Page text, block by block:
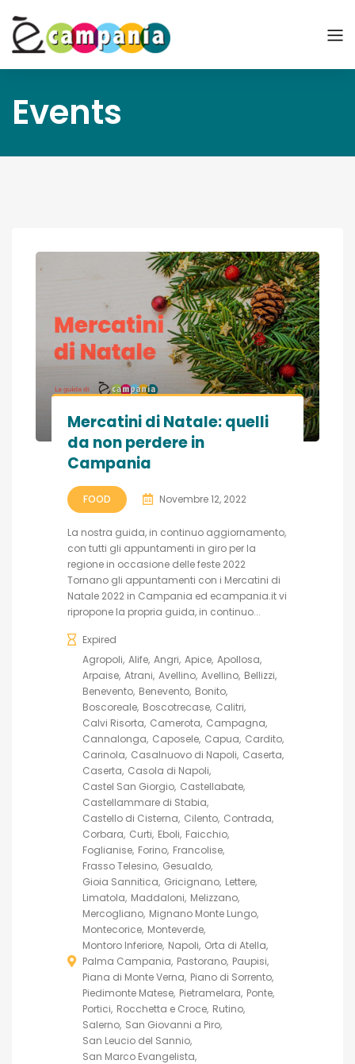
Events
Mercatini di Natale: quelli
da non perdere in
Campania
FOOD Novembre 12, 2022
La nostra guida, in continuo aggiornamento,
con tutti gli appuntamenti in giro per la
regione in occasione delle feste 2022
Tornano gli appuntamenti con i Mercatini di
Natale 2022 in Campania ed ecampania.it vi
ripropone la propria guida, in continuo...
Expired
Agropoli Alife Angri Apice Apollosa
Arpaise Atrani Avellino Avellino Bellizzi
Benevento Benevento Bonito
Boscoreale Boscotrecase Calitri
Calvi Risorta Camerota Campagna
Cannalonga Caposele Capua Cardito
Carinola Casalnuovo di Napoli Caserta
Caserta Casola di Napoli
Castel San Giorgio Castellabate
Castellammare di Stabia
Castello di Cisterna Cilento Contrada
Corbara Curti Eboli Faicchio
Foglianise Forino Francolise
Frasso Telesino Gesualdo
Gioia Sannitica Gricignano Lettere
Limatola Maddaloni Melizzano
Mercogliano Mignano Monte Lungo
Montecorice Monteverde
Montoro Inferiore Napoli Orta di Atella
Palma Campania Pastorano Paupisi
Piana di Monte Verna Piano di Sorrento
Piedimonte Matese Pietramelara Ponte
Portici Rocchetta e Croce Rutino
Salerno San Giovanni a Piro
San Leucio del Sannio
San Marco Evangelista